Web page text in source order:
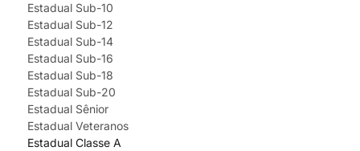
Estadual Sub-10
Estadual Sub-12
Estadual Sub-14
Estadual Sub-16
Estadual Sub-18
Estadual Sub-20
Estadual Sênior
Estadual Veteranos
Estadual Classe A